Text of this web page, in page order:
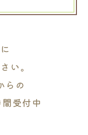
い。
らの
受付中